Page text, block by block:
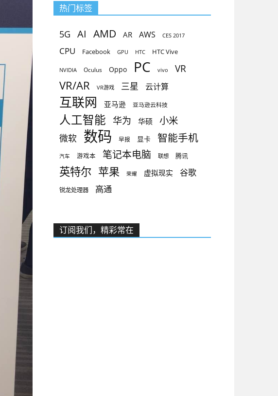
热门标签
5G AI AMD AR AWS CES 2017
CPU Facebook GPU HTC HTC Vive
NVIDIA Oculus Oppo PC vivo VR
VR/AR VR游戏 三星 云计算
互联网 亚马逊 亚马逊云科技
人工智能 华为 华硕 小米
微软 数码 早报 显卡 智能手机
汽车 游戏本 笔记本电脑 联想 腾讯
英特尔 苹果 荣耀 虚拟现实 谷歌
锐龙处理器 高通
订阅我们，精彩常在